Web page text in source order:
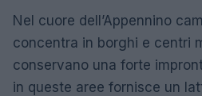
Nel cuore dell’Appennino
concentra in borghi e centri
conservano una forte
in queste aree fornisce un